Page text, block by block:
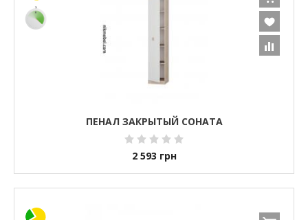
ПЕНАЛ ЗАКРЫТЫЙ СОНАТА
2 593 грн